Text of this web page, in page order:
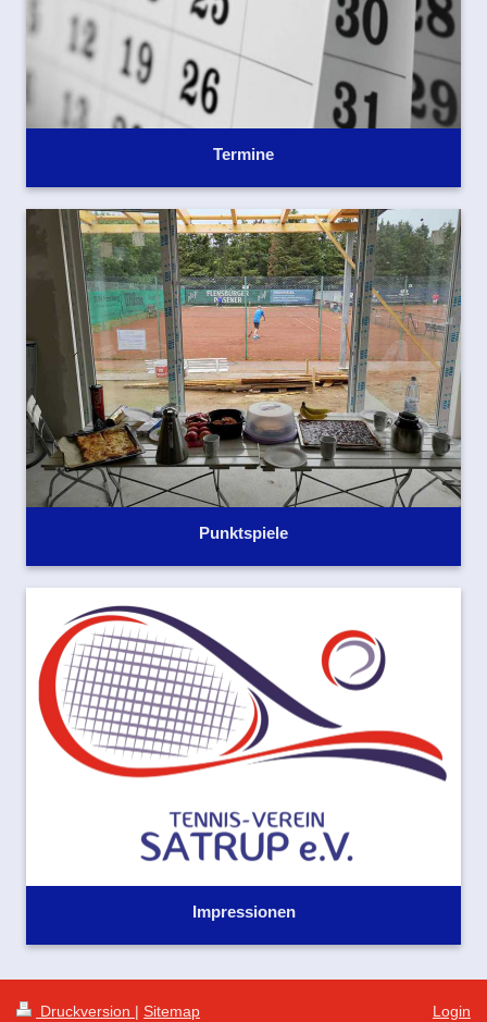
Termine
Punktspiele
Impressionen
Druckversion | Sitemap Login